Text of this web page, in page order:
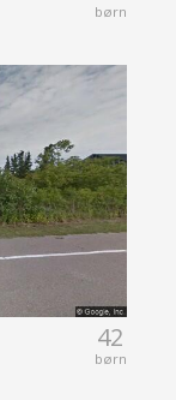
børn
42
børn